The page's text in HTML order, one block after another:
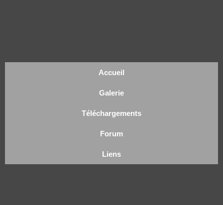
Accueil
Galerie
Téléchargements
Forum
Liens